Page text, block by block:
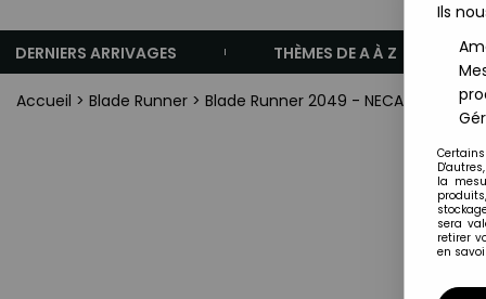
DERNIERS ARRIVAGES THÈMES DE A À Z
Accueil > Blade Runner > Blade Runner 2049 - NECA -
Ils
la
sera
retirer
en